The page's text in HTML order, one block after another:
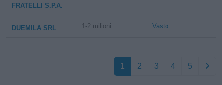
FRATELLI S.P.A.
DUEMILA SRL 1-2 milioni Vasto
1 2 3 4 5